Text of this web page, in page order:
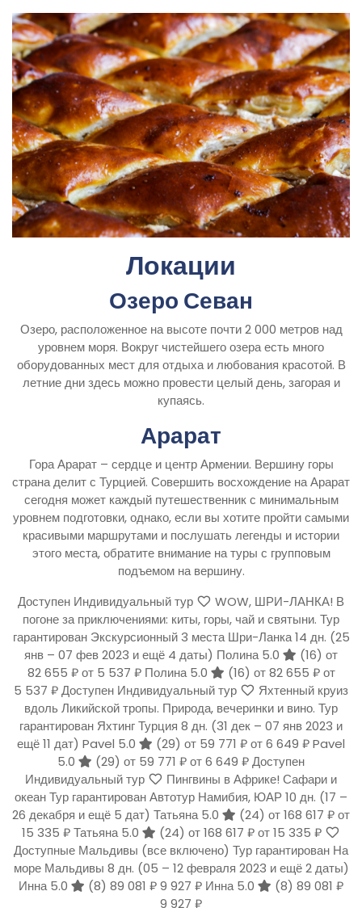
Локации
Озеро Севан
Озеро, расположенное на высоте почти 2 000 метров над
уровнем моря. Вокруг чистейшего озера есть много
оборудованных мест для отдыха и любования красотой. В
летние дни здесь можно провести целый день, загорая и
купаясь.
Арарат
Гора Арарат – сердце и центр Армении. Вершину горы
страна делит с Турцией. Совершить восхождение на Арарат
сегодня может каждый путешественник с минимальным
уровнем подготовки, однако, если вы хотите пройти самыми
красивыми маршрутами и послушать легенды и истории
этого места, обратите внимание на туры с групповым
подъемом на вершину.
Доступен Индивидуальный тур
WOW, ШРИ-ЛАНКА! В
погоне за приключениями: киты, горы, чай и святыни. Тур
гарантирован Экскурсионный 3 места Шри-Ланка14 дн. (25
янв – 07 фев 2023 и ещё 4 даты) Полина 5.0 (16) от
82 655 ₽от 5 537 ₽ Полина 5.0 (16) от 82 655 ₽от
5 537 ₽Доступен Индивидуальный тур
Яхтенный круиз
вдоль Ликийской тропы. Природа, вечеринки и вино. Тур
гарантирован Яхтинг Турция 8 дн. (31 дек – 07 янв 2023 и
ещё 11 дат) Pavel 5.0 (29) от 59 771 ₽от 6 649 ₽Pavel
5.0
(29) от 59 771 ₽от 6 649 ₽Доступен
Индивидуальный тур
Пингвины в Африке! Сафари и
океан Тур гарантирован Автотур Намибия, ЮАР10 дн. (17 –
26 декабря и ещё 5 дат) Татьяна 5.0 (24) от 168 617 ₽от
15 335 ₽Татьяна 5.0 (24)от 168 617 ₽от 15 335 ₽
Доступные Мальдивы (все включено) Тур гарантирован На
море Мальдивы 8 дн. (05 – 12 февраля 2023 и ещё 2 даты)
Инна 5.0
(8) 89 081 ₽9 927 ₽ Инна 5.0 (8) 89 081 ₽
9 927 ₽